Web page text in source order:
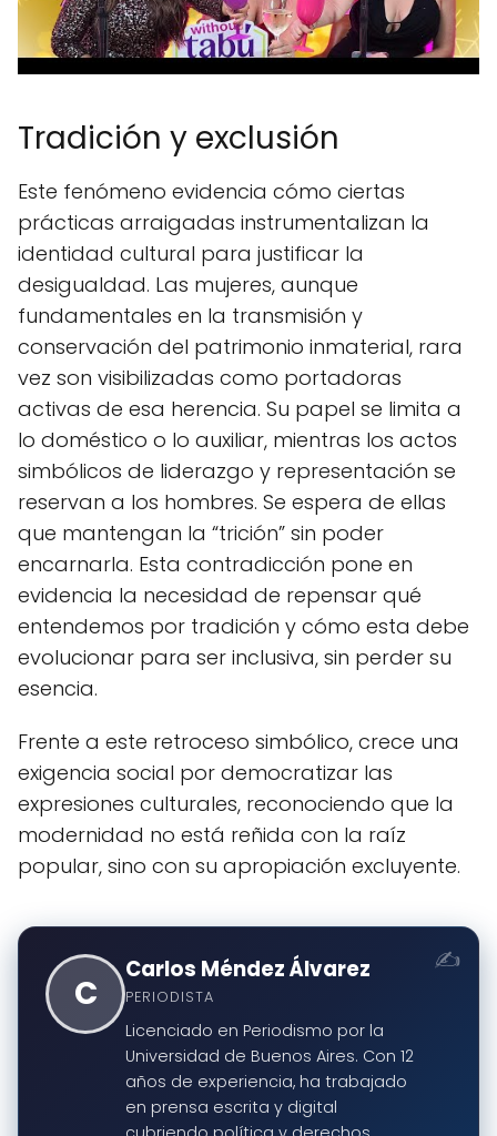
Tradición y exclusión
Este fenómeno evidencia cómo ciertas
prácticas arraigadas instrumentalizan la
identidad cultural para justificar la
desigualdad. Las mujeres, aunque
fundamentales en la transmisión y
conservación del patrimonio inmaterial, rara
vez son visibilizadas como portadoras
activas de esa herencia. Su papel se limita a
lo doméstico o lo auxiliar, mientras los actos
simbólicos de liderazgo y representación se
reservan a los hombres. Se espera de ellas
que mantengan la “trición” sin poder
encarnarla. Esta contradicción pone en
evidencia la necesidad de repensar qué
entendemos por tradición y cómo esta debe
evolucionar para ser inclusiva, sin perder su
esencia.
Frente a este retroceso simbólico, crece una
exigencia social por democratizar las
expresiones culturales, reconociendo que la
modernidad no está reñida con la raíz
popular, sino con su apropiación excluyente.
C
Carlos Méndez Álvarez
PERIODISTA
Licenciado en Periodismo por la
Universidad de Buenos Aires. Con 12
años de experiencia, ha trabajado
en prensa escrita y digital